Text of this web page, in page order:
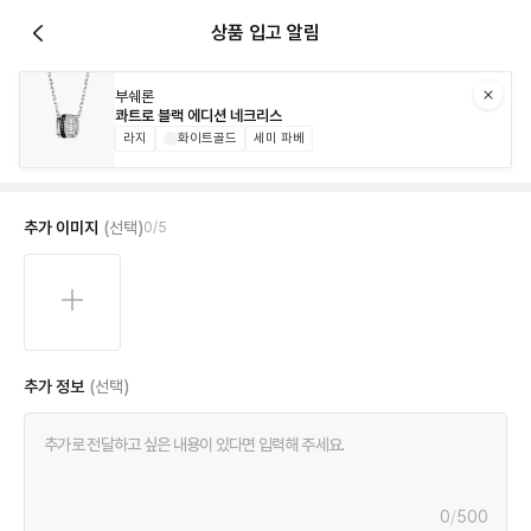
상품 입고 알림
부쉐론
콰트로 블랙 에디션 네크리스
라지 화이트골드 세미 파베
추가 이미지 (선택)0/5
추가 정보 (선택)
0/500